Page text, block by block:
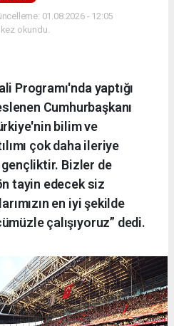
01.08.2026 - 12:05
okundu.
Programı'nda yaptığı
Cumhurbaşkanı
bilim ve
çok daha ileriye
gençliktir. Bizler de
tayin edecek siz
en iyi şekilde
çalışıyoruz” dedi.